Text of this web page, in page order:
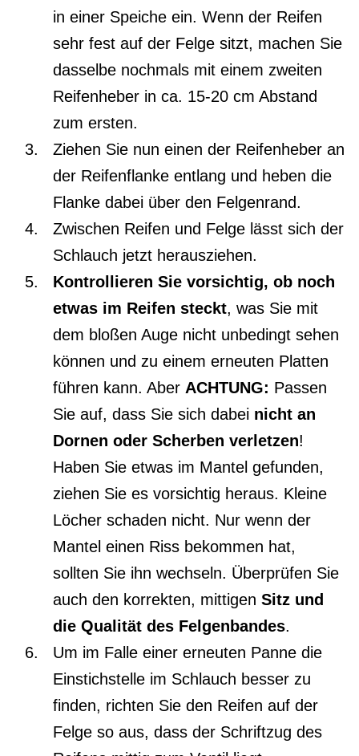
in einer Speiche ein. Wenn der Reifen
sehr fest auf der Felge sitzt, machen Sie
dasselbe nochmals mit einem zweiten
Reifenheber in ca. 15-20 cm Abstand
zum ersten.
Ziehen Sie nun einen der Reifenheber an
der Reifenflanke entlang und heben die
Flanke dabei über den Felgenrand.
Zwischen Reifen und Felge lässt sich der
Schlauch jetzt herausziehen.
Kontrollieren Sie vorsichtig, ob noch
etwas im Reifen steckt, was Sie mit
dem bloßen Auge nicht unbedingt sehen
können und zu einem erneuten Platten
führen kann. Aber ACHTUNG: Passen
Sie auf, dass Sie sich dabei nicht an
Dornen oder Scherben verletzen!
Haben Sie etwas im Mantel gefunden,
ziehen Sie es vorsichtig heraus. Kleine
Löcher schaden nicht. Nur wenn der
Mantel einen Riss bekommen hat,
sollten Sie ihn wechseln. Überprüfen Sie
auch den korrekten, mittigen Sitz und
die Qualität des Felgenbandes.
Um im Falle einer erneuten Panne die
Einstichstelle im Schlauch besser zu
finden, richten Sie den Reifen auf der
Felge so aus, dass der Schriftzug des